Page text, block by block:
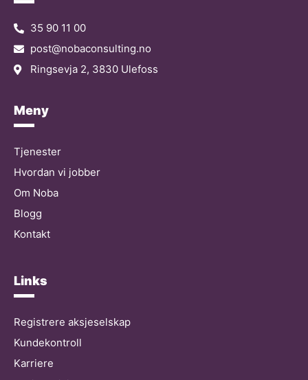
35 90 11 00
post@nobaconsulting.no
Ringsevja 2, 3830 Ulefoss
Meny
Tjenester
Hvordan vi jobber
Om Noba
Blogg
Kontakt
Links
Registrere aksjeselskap
Kundekontroll
Karriere